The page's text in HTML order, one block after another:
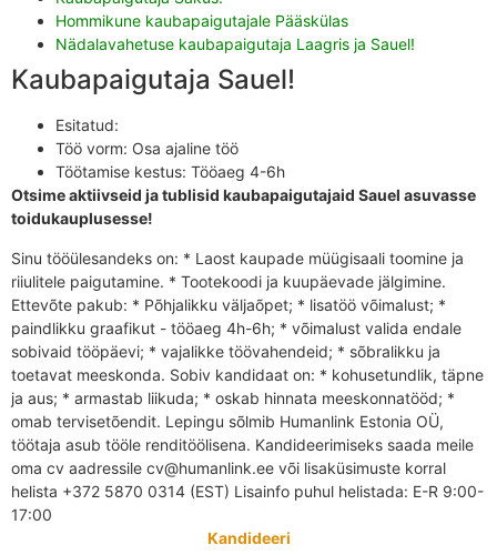
Hommikune kaubapaigutajale Pääskülas
Nädalavahetuse kaubapaigutaja Laagris ja Sauel!
Kaubapaigutaja Sauel!
Esitatud:
Töö vorm: Osa ajaline töö
Töötamise kestus: Tööaeg 4-6h
Otsime aktiivseid ja tublisid kaubapaigutajaid Sauel asuvasse
toidukauplusesse!
Sinu tööülesandeks on: * Laost kaupade müügisaali toomine ja
riiulitele paigutamine. * Tootekoodi ja kuupäevade jälgimine.
Ettevõte pakub: * Põhjalikku väljaõpet; * lisatöö võimalust; *
paindlikku graafikut - tööaeg 4h-6h; * võimalust valida endale
sobivaid tööpäevi; * vajalikke töövahendeid; * sõbralikku ja
toetavat meeskonda. Sobiv kandidaat on: * kohusetundlik, täpne
ja aus; * armastab liikuda; * oskab hinnata meeskonnatööd; *
omab tervisetõendit. Lepingu sõlmib Humanlink Estonia OÜ,
töötaja asub tööle renditöölisena. Kandideerimiseks saada meile
oma cv aadressile cv@humanlink.ee või lisaküsimuste korral
helista +372 5870 0314 (EST) Lisainfo puhul helistada: E-R 9:00-
17:00
Kandideeri